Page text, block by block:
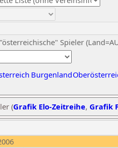
Spieler
Burgenland
(Grafik Elo-Zeitreihe, Grafik